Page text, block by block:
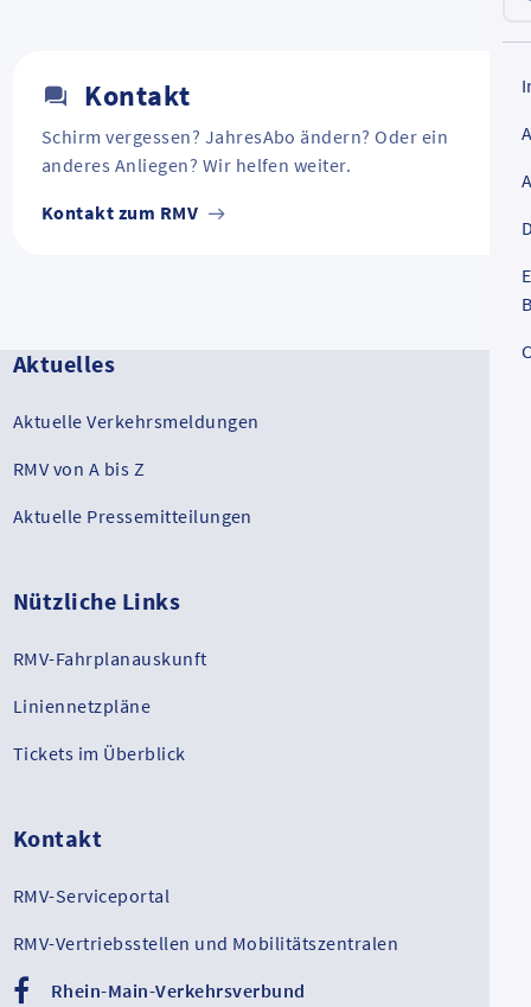
Kontakt
Schirm vergessen? JahresAbo ändern? Oder ein
anderes Anliegen? Wir helfen weiter.
Kontakt zum RMV
Aktuelles
Aktuelle Verkehrsmeldungen
RMV von A bis Z
Aktuelle Pressemitteilungen
Nützliche Links
RMV-Fahrplanauskunft
Liniennetzpläne
Tickets im Überblick
Kontakt
RMV-Serviceportal
RMV-Vertriebsstellen und Mobilitätszentralen
Rhein-Main-Verkehrsverbund